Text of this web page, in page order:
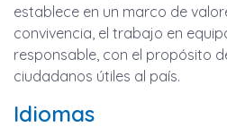
establece en un marco de
convivencia, el trabajo en
responsable, con el propósito
ciudadanos útiles al país.
Idiomas